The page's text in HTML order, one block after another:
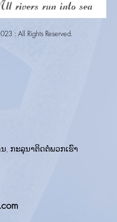
All Rights Reserved.
, ກະລຸນາຕິດຕໍ່ພວກເຮົາ